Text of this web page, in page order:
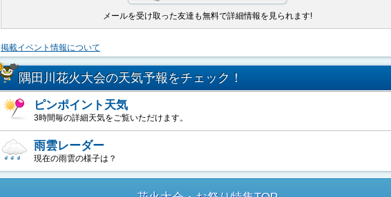
メールを受け取った友達も無料で詳細情報を見られます!
掲載イベント情報について
隅田川花火大会の天気予報をチェック！
ピンポイント天気
3時間毎の詳細天気をご覧いただけます。
雨雲レーダー
現在の雨雲の様子は？